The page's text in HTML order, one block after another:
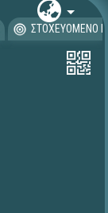
ΣΤΟΧΕΥΟΜΕΝΟ